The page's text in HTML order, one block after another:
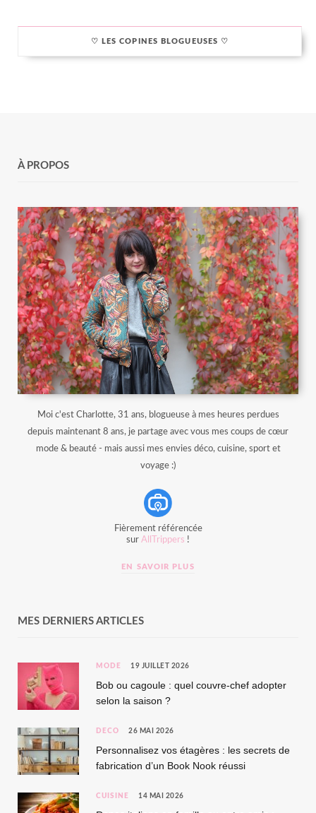
♡ LES COPINES BLOGUEUSES ♡
À PROPOS
Moi c'est Charlotte, 31 ans, blogueuse à mes heures perdues
depuis maintenant 8 ans, je partage avec vous mes coups de cœur
mode & beauté - mais aussi mes envies déco, cuisine, sport et
voyage :)
Fièrement référencée
sur AllTrippers !
EN SAVOIR PLUS
MES DERNIERS ARTICLES
MODE 19 JUILLET 2026
Bob ou cagoule : quel couvre-chef adopter
selon la saison ?
DÉCO 26 MAI 2026
Personnalisez vos étagères : les secrets de
fabrication d’un Book Nook réussi
CUISINE 14 MAI 2026